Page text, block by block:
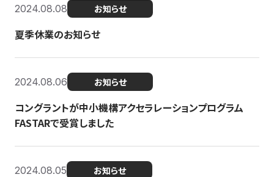
2024.08.08 お知らせ
夏季休業のお知らせ
2024.08.06 お知らせ
コングラントが中小機構アクセラレーションプログラム
FASTARで受賞しました
2024.08.05 お知らせ